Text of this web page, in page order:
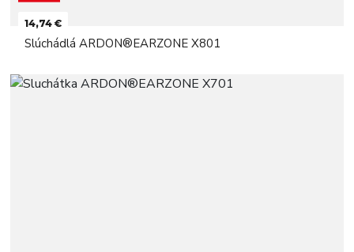
14,74 €
Slúchádlá ARDON®EARZONE X801